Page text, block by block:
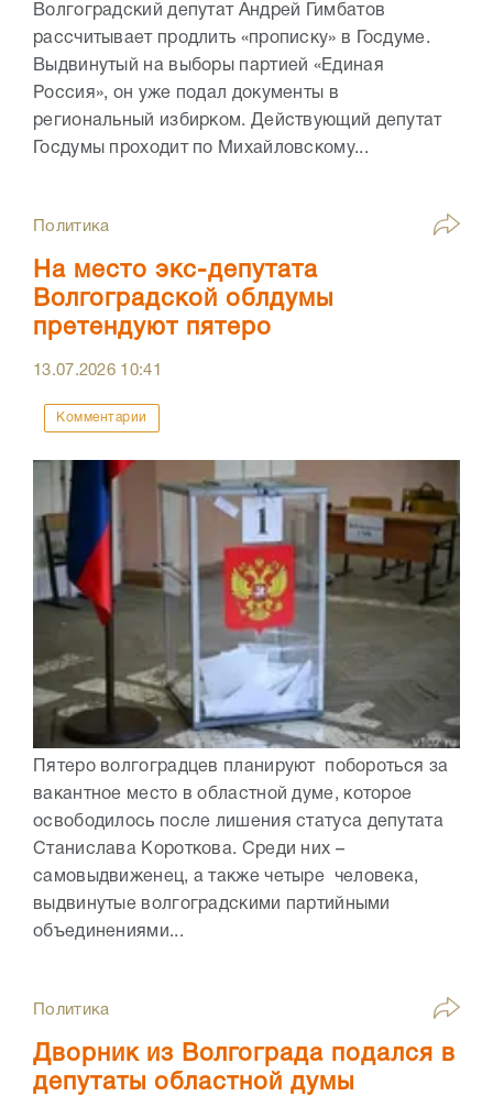
Волгоградский депутат Андрей Гимбатов
рассчитывает продлить «прописку» в Госдуме.
Выдвинутый на выборы партией «Единая
Россия», он уже подал документы в
региональный избирком. Действующий депутат
Госдумы проходит по Михайловскому...
Политика
На место экс-депутата
Волгоградской облдумы
претендуют пятеро
13.07.2026 10:41
Комментарии
Пятеро волгоградцев планируют побороться за
вакантное место в областной думе, которое
освободилось после лишения статуса депутата
Станислава Короткова. Среди них –
самовыдвиженец, а также четыре человека,
выдвинутые волгоградскими партийными
объединениями...
Политика
Дворник из Волгограда подался в
депутаты областной думы